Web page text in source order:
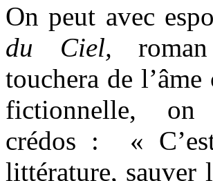
On peut avec
du Ciel,
touchera de
fictionnelle,
crédos : «
littérature, sauver